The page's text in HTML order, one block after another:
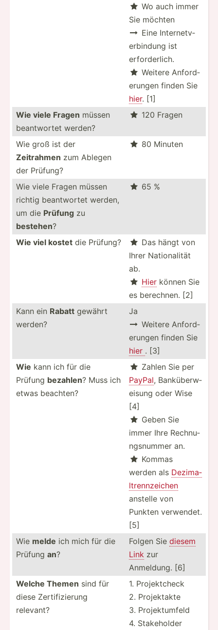
 Wo auch immer
Sie möchten
 Eine Intern­etv­
erb­indung ist
erford­erlich.
 Weitere Anford­
erungen finden Sie
hier. [1]
Wie viele Fragen müssen
beantw­ortet werden?
 120 Fragen
Wie groß ist der
Zeitrahmen zum Ablegen
der Prüfung?
 80 Minuten
Wie viele Fragen müssen
richtig beantw­ortet werden,
um die Prüfung zu
bestehen?
 65 %
Wie viel kostet die Prüfung?  Das hängt von
Ihrer Nation­alität
ab.
 Hierkönnen Sie
es berechnen. [2]
Kann ein Rabatt gewährt
werden?
Ja
 Weitere Anford­
erungen finden Sie
hier . [3]
Wie kann ich für die
Prüfung bezahlen? Muss ich
etwas beachten?
 Zahlen Sie per
PayPal, Banküb­erw­
eisung oder Wise
[4]
 Geben Sie
immer Ihre Rechnu­
ngs­nummer an.
 Kommas
werden als Dezima­
ltr­enn­zeichen
anstelle von
Punkten verwendet.
[5]
Wie melde ich mich für die
Prüfung an?
Folgen Sie diesem
Link zur
Anmeldung. [6]
Welche Themen sind für
diese Zertif­izi­erung
relevant?
1. Projek­tcheck
2. Projek­takte
3. Projek­tumfeld
4. Stakeh­older